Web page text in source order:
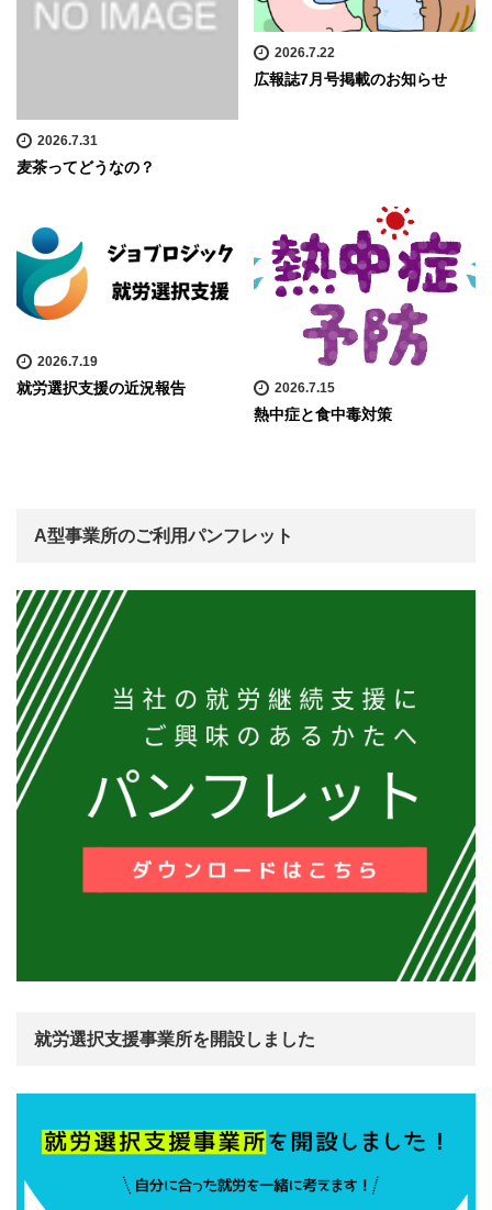
2026.7.31
麦茶ってどうなの？
2026.7.22
広報誌7月号掲載のお知らせ
2026.7.19
就労選択支援の近況報告 2026.7.15
熱中症と食中毒対策
A型事業所のご利用パンフレット
就労選択支援事業所を開設しました